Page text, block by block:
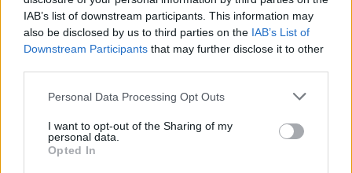
IAB’s list of downstream participants. This information may
also be disclosed by us to third parties on the IAB’s List of
Downstream Participants that may further disclose it to other
Personal Data Processing Opt Outs
I want to opt-out of the Sharing of my
personal data.
Opted In
Ακολουθήστε το Pink.gr και στοInstagram